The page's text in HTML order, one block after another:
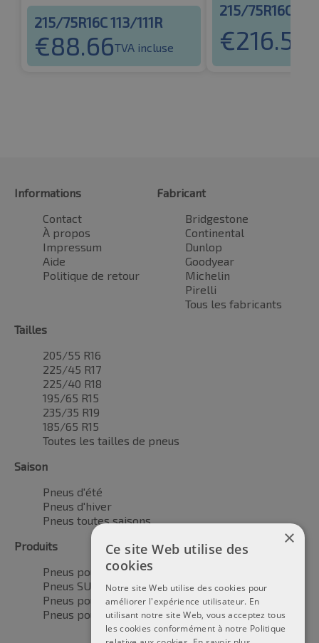
215/75R16C 113/111R
€88.66TVA incluse
215/75R16C
€216.55
Informations
Contact
À propos
Impressum
Aide
Politique de retour
Fabricant
Bridgestone
Continental
Dunlop
Goodyear
Michelin
Pirelli
Tous les fabricants
Tailles
205/55 R16
225/45 R17
225/40 R18
195/65 R15
235/35 R19
185/65 R15
Toutes les tailles de pneus
Saison
Pneus d'été
Pneus d'hiver
Pneus toutes saisons
Produits
Pneus pour voitures
Pneus SUV / 4x4
Pneus pour camionnettes
Pneus pour motos
×
Ce site Web utilise des
cookies
Notre site Web utilise des cookies pour
améliorer l'expérience utilisateur. En
utilisant notre site Web, vous acceptez tous
les cookies conformément à notre Politique